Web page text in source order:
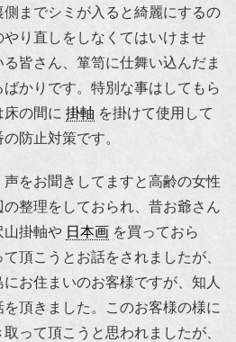
までシミが入ると綺麗にするの
り直しをしなくてはいけませ
皆さん、箪笥に仕舞い込んだま
かりです。特別な事はしてもら
の間に 掛軸 を掛けて使用して
防止対策です。
をお聞きしてますと高齢の女性
整理をしておられ、昔お爺さん
山掛軸や 日本画 を買っておら
頂こうとお話をされましたが、
お住まいのお客様ですが、知人
頂きました。このお客様の様に
って頂こうと思われましたが、